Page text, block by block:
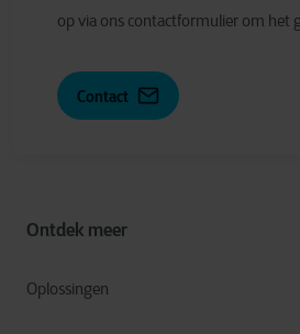
Ontdek meer
Oplossingen
op via ons contactformulier om het
Contact